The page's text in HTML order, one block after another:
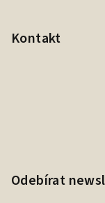
Kontakt
Odebírat